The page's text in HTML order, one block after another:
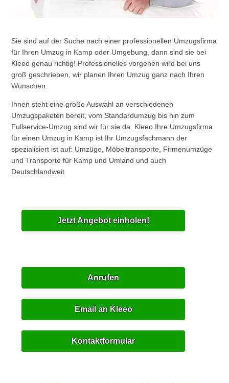
Sie sind auf der Suche nach einer professionellen Umzugsfirma
für Ihren Umzug in Kamp oder Umgebung, dann sind sie bei
Kleeo genau richtig! Professionelles vorgehen wird bei uns
groß geschrieben, wir planen Ihren Umzug ganz nach Ihren
Wünschen.
Ihnen steht eine große Auswahl an verschiedenen
Umzugspaketen bereit, vom Standardumzug bis hin zum
Fullservice-Umzug sind wir für sie da. Kleeo Ihre Umzugsfirma
für einen Umzug in Kamp ist Ihr Umzugsfachmann der
spezialisiert ist auf: Umzüge, Möbeltransporte, Firmenumzüge
und Transporte für Kamp und Umland und auch
Deutschlandweit
Jetzt Angebot einholen!
Anrufen
Email an Kleeo
Kontaktformular